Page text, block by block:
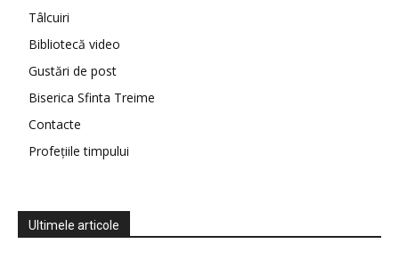
Tâlcuiri
Bibliotecă video
Gustări de post
Biserica Sfinta Treime
Contacte
Profețiile timpului
Ultimele articole